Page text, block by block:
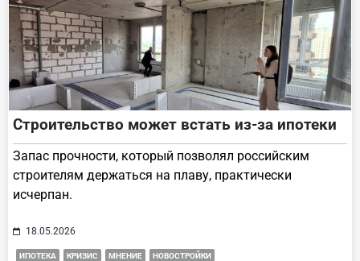
Строительство может встать из-за ипотеки
Запас прочности, который позволял российским
строителям держаться на плаву, практически
исчерпан.
18.05.2026
ИПОТЕКА КРИЗИС МНЕНИЕ НОВОСТРОЙКИ